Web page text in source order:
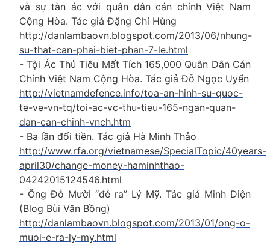
và sự tàn ác với quân dân cán chính Việt Nam
Cộng Hòa. Tác giả Đặng Chí Hùng
http://danlambaovn.blogspot.com/2013/06/nhung-
su-that-can-phai-biet-phan-7-le.html
- Tội Ác Thủ Tiêu Mất Tích 165,000 Quân Dân Cán
Chính Việt Nam Cộng Hòa. Tác giả Đỗ Ngọc Uyển
http://vietnamdefence.info/toa-an-hinh-su-quoc-
te-ve-vn-tq/toi-ac-vc-thu-tieu-165-ngan-quan-
dan-can-chinh-vnch.htm
- Ba lần đổi tiền. Tác giả Hà Minh Thảo
http://www.rfa.org/vietnamese/SpecialTopic/40years-
april30/change-money-haminhthao-
04242015124546.html
- Ông Đỗ Mười “đẻ ra” Lý Mỹ. Tác giả Minh Diện
(Blog Bùi Văn Bồng)
http://danlambaovn.blogspot.com/2013/01/ong-o-
muoi-e-ra-ly-my.html